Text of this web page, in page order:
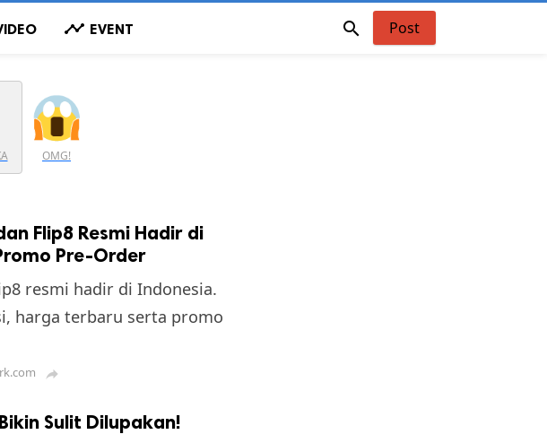
timeline EVENT  Post
OMG!
Flip8 Resmi Hadir di
Pre-Order
resmi hadir di Indonesia.
harga terbaru serta promo

Sulit Dilupakan!